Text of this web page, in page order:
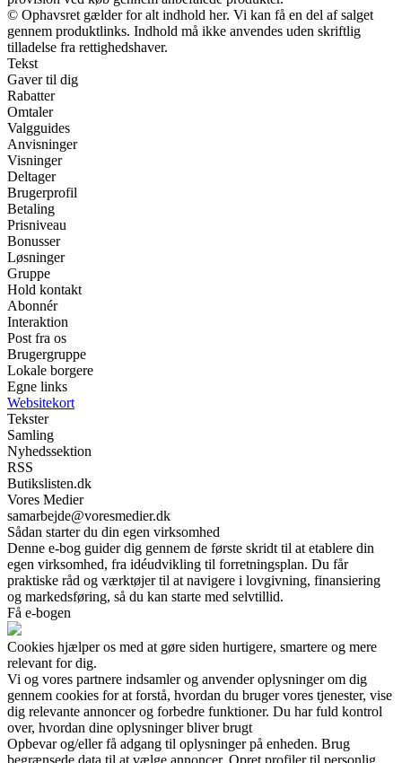
© Ophavsret gælder for alt indhold her. Vi kan få en del af salget
gennem produktlinks. Indhold må ikke anvendes uden skriftlig
tilladelse fra rettighedshaver.
Tekst
Gaver til dig
Rabatter
Omtaler
Valgguides
Anvisninger
Visninger
Deltager
Brugerprofil
Betaling
Prisniveau
Bonusser
Løsninger
Gruppe
Hold kontakt
Abonnér
Interaktion
Post fra os
Brugergruppe
Lokale borgere
Egne links
Websitekort
Tekster
Samling
Nyhedssektion
RSS
Butikslisten.dk
Vores Medier
samarbejde@voresmedier.dk
Sådan starter du din egen virksomhed
Denne e-bog guider dig gennem de første skridt til at etablere din
egen virksomhed, fra idéudvikling til forretningsplan. Du får
praktiske råd og værktøjer til at navigere i lovgivning, finansiering
og markedsføring, så du kan starte med selvtillid.
Få e-bogen
Cookies hjælper os med at gøre siden hurtigere, smartere og mere
relevant for dig.
Vi og vores partnere indsamler og anvender oplysninger om dig
gennem cookies for at forstå, hvordan du bruger vores tjenester, vise
dig relevante annoncer og forbedre funktioner. Du har fuld kontrol
over, hvordan dine oplysninger bliver brugt
Opbevar og/eller få adgang til oplysninger på enheden. Brug
begrænsede data til at vælge annoncer. Opret profiler til personlig